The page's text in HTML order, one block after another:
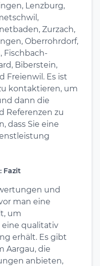
Lenzburg,
Zurzach,
Oberrohrdorf,
Fischbach-
Biberstein,
Freienwil. Es ist
kontaktieren, um
dann die
Referenzen zu
dass Sie eine
Fazit
und
man eine
um
eine qualitativ
erhält. Es gibt
Aargau, die
anbieten,